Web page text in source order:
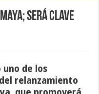
será clave
uno de los
relanzamiento